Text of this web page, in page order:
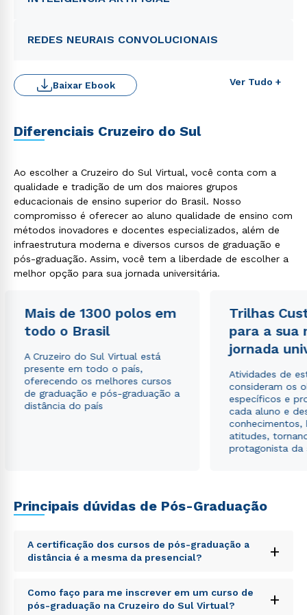
REDES NEURAIS CONVOLUCIONAIS
Ver Tudo +
Baixar Ebook
Diferenciais Cruzeiro do Sul
Ao escolher a Cruzeiro do Sul Virtual, você conta com a
qualidade e tradição de um dos maiores grupos
educacionais de ensino superior do Brasil. Nosso
compromisso é oferecer ao aluno qualidade de ensino com
métodos inovadores e docentes especializados, além de
infraestrutura moderna e diversos cursos de graduação e
pós-graduação. Assim, você tem a liberdade de escolher a
melhor opção para sua jornada universitária.
Mais de 1300 polos em
todo o Brasil
A Cruzeiro do Sul Virtual está
presente em todo o país,
oferecendo os melhores cursos
de graduação e pós-graduação a
distância do país
Trilhas
para a sua
jornada
Atividades de
consideram os
específicos e
cada aluno e
conhecimentos,
atitudes,
protagonista da
Principais dúvidas de Pós-Graduação
A certificação dos cursos de pós-graduação a
distância é a mesma da presencial?
+
Sed ut perspiciatis unde omnis iste natus error sit
voluptatem accusantium doloremque laudantium,
Como faço para me inscrever em um curso de
pós-graduação na Cruzeiro do Sul Virtual?
+
ou
envio de conteúdos da Cruzeiro do Sul.